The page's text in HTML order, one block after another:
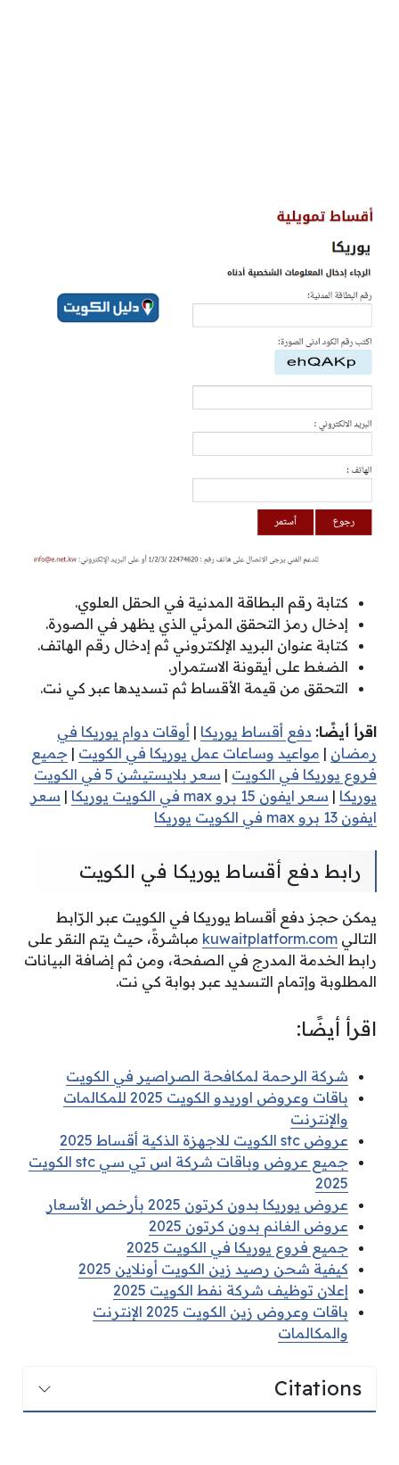
كتابة رقم البطاقة المدنية في الحقل العلوي.
إدخال رمز التحقق المرئي الذي يظهر في الصورة.
كتابة عنوان البريد الإلكتروني ثم إدخال رقم الهاتف.
الضغط على أيقونة الاستمرار.
التحقق من قيمة الأقساط ثم تسديدها عبر كي نت.
اقرأ أيضًا: دفع أقساط يوريكا | أوقات دوام يوريكا في
رمضان | مواعيد وساعات عمل يوريكا في الكويت | جميع
فروع يوريكا في الكويت |
سعر بلايستيشن 5 في الكويت
يوريكا | سعر ايفون 15 برو max في الكويت يوريكا | سعر
ايفون 13 برو max في الكويت يوريكا
رابط دفع أقساط يوريكا في الكويت
يمكن حجز دفع أقساط يوريكا في الكويت عبر الرّابط
التالي kuwaitplatform.com مباشرةً، حيث يتم النقر على
رابط الخدمة المدرج في الصفحة، ومن ثم إضافة البيانات
المطلوبة وإتمام التسديد عبر بوابة كي نت.
اقرأ أيضًا:
شركة الرحمة لمكافحة الصراصير في الكويت
باقات وعروض اوريدو الكويت 2025 للمكالمات
والإنترنت
عروض stc الكويت للاجهزة الذكية أقساط 2025
جميع عروض وباقات شركة اس تي سي stc الكويت
2025
عروض يوريكا بدون كرتون 2025 بأرخص الأسعار
عروض الغانم بدون كرتون 2025
جميع فروع يوريكا في الكويت 2025
كيفية شحن رصيد زين الكويت أونلاين 2025
إعلان توظيف شركة نفط الكويت 2025
باقات وعروض زين الكويت 2025 الإنترنت
والمكالمات
Citations